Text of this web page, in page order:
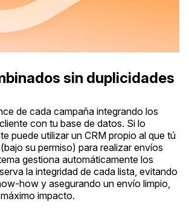
sin duplicidades
de cada campaña integrando los
con tu base de datos. Si lo
puede utilizar un CRM propio al que tú
su permiso) para realizar envíos
gestiona automáticamente los
la integridad de cada lista, evitando
how y asegurando un envío limpio,
impacto.